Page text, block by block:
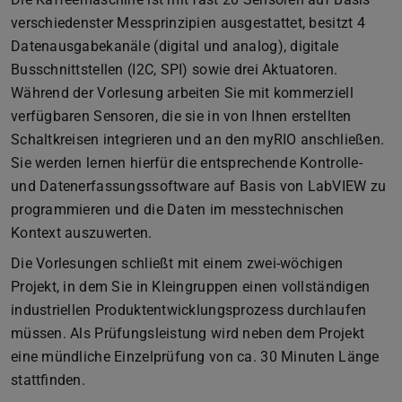
verschiedenster Messprinzipien ausgestattet, besitzt 4
Datenausgabekanäle (digital und analog), digitale
Busschnittstellen (I2C, SPI) sowie drei Aktuatoren.
Während der Vorlesung arbeiten Sie mit kommerziell
verfügbaren Sensoren, die sie in von Ihnen erstellten
Schaltkreisen integrieren und an den myRIO anschließen.
Sie werden lernen hierfür die entsprechende Kontrolle-
und Datenerfassungssoftware auf Basis von LabVIEW zu
programmieren und die Daten im messtechnischen
Kontext auszuwerten.
Die Vorlesungen schließt mit einem zwei-wöchigen
Projekt, in dem Sie in Kleingruppen einen vollständigen
industriellen Produktentwicklungsprozess durchlaufen
müssen. Als Prüfungsleistung wird neben dem Projekt
eine mündliche Einzelprüfung von ca. 30 Minuten Länge
stattfinden.